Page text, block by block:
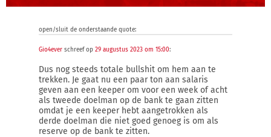
open/sluit de onderstaande quote:
Gio4ever schreef op 29 augustus 2023 om 15:00:
Dus nog steeds totale bullshit om hem aan te
trekken. Je gaat nu een paar ton aan salaris
geven aan een keeper om voor een week of acht
als tweede doelman op de bank te gaan zitten
omdat je een keeper hebt aangetrokken als
derde doelman die niet goed genoeg is om als
reserve op de bank te zitten.